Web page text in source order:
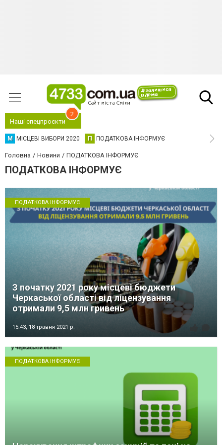
Наші спецпроєкти
2
М МІСЦЕВІ ВИБОРИ 2020 П ПОДАТКОВА ІНФОРМУЄ
Головна Новини ПОДАТКОВА ІНФОРМУЄ
ПОДАТКОВА ІНФОРМУЄ
ПОДАТКОВА ІНФОРМУЄ
З початку 2021 року місцеві бюджети
Черкаської області від ліцензування
отримали 9,5 млн гривень
15:43, 18 травня 2021 р.
ПОДАТКОВА ІНФОРМУЄ